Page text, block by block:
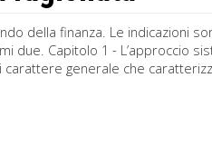
della finanza. Le indicazioni
due. Capitolo 1 - L’approccio
generale che